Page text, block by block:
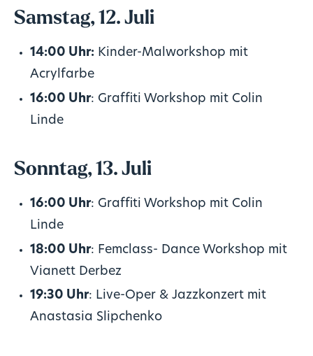
Samstag, 12. Juli
14:00 Uhr: Kinder-Malworkshop mit
Acrylfarbe
16:00 Uhr: Graffiti Workshop mit Colin
Linde
Sonntag, 13. Juli
16:00 Uhr: Graffiti Workshop mit Colin
Linde
18:00 Uhr: Femclass- Dance Workshop mit
Vianett Derbez
19:30 Uhr: Live-Oper & Jazzkonzert mit
Anastasia Slipchenko